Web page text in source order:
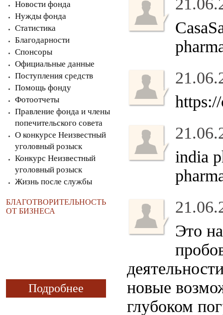
Новости фонда
Нужды фонда
Статистика
Благодарности
Спонсоры
Официальные данные
Поступления средств
Помощь фонду
Фотоотчеты
Правление фонда и члены
попечительского совета
О конкурсе Неизвестный
уголовный розыск
Конкурс Неизвестный
уголовный розыск
Жизнь после службы
БЛАГОТВОРИТЕЛЬНОСТЬ
ОТ БИЗНЕСА
Подробнее
india
Это
новые
глубоком